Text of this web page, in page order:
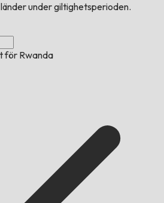
under giltighetsperioden.
för Rwanda